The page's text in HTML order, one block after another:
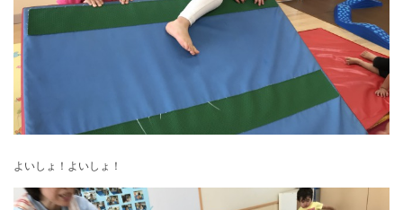
よいしょ！よいしょ！